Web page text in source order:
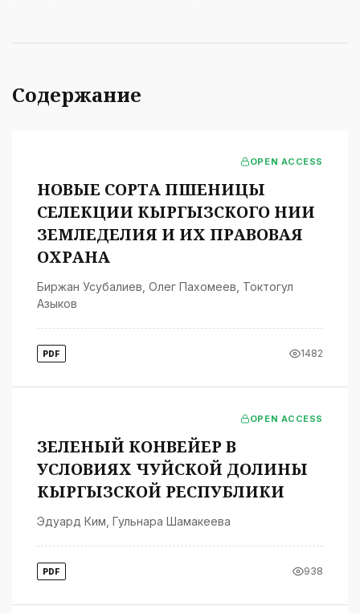
Содержание
OPEN ACCESS
НОВЫЕ СОРТА ПШЕНИЦЫ
СЕЛЕКЦИИ КЫРГЫЗСКОГО НИИ
ЗЕМЛЕДЕЛИЯ И ИХ ПРАВОВАЯ
ОХРАНА
Биржан Усубалиев Олег Пахомеев Токтогул
Азыков
PDF 1482
OPEN ACCESS
ЗЕЛЕНЫЙ КОНВЕЙЕР В
УСЛОВИЯХ ЧУЙСКОЙ ДОЛИНЫ
КЫРГЫЗСКОЙ РЕСПУБЛИКИ
Эдуард Ким Гульнара Шамакеева
PDF 938